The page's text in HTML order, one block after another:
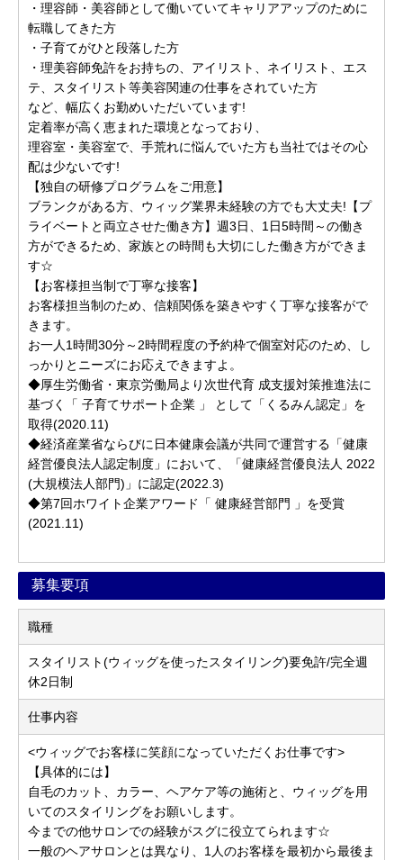
・理容師・美容師として働いていてキャリアアップのために
転職してきた方
・子育てがひと段落した方
・理美容師免許をお持ちの、アイリスト、ネイリスト、エス
テ、スタイリスト等美容関連の仕事をされていた方
など、幅広くお勤めいただいています!
定着率が高く恵まれた環境となっており、
理容室・美容室で、手荒れに悩んでいた方も当社ではその心
配は少ないです!
【独自の研修プログラムをご用意】
ブランクがある方、ウィッグ業界未経験の方でも大丈夫!【プ
ライベートと両立させた働き方】週3日、1日5時間～の働き
方ができるため、家族との時間も大切にした働き方ができま
す☆
【お客様担当制で丁寧な接客】
お客様担当制のため、信頼関係を築きやすく丁寧な接客がで
きます。
お一人1時間30分～2時間程度の予約枠で個室対応のため、し
っかりとニーズにお応えできますよ。
◆厚生労働省・東京労働局より次世代育 成支援対策推進法に
基づく「 子育てサポート企業 」 として「くるみん認定」を
取得(2020.11)
◆経済産業省ならびに日本健康会議が共同で運営する「健康
経営優良法人認定制度」において、「健康経営優良法人 2022
(大規模法人部門)」に認定(2022.3)
◆第7回ホワイト企業アワード「 健康経営部門 」を受賞
(2021.11)
募集要項
職種
スタイリスト(ウィッグを使ったスタイリング)要免許/完全週
休2日制
仕事内容
<ウィッグでお客様に笑顔になっていただくお仕事です>
【具体的には】
自毛のカット、カラー、ヘアケア等の施術と、ウィッグを用
いてのスタイリングをお願いします。
今までの他サロンでの経験がスグに役立てられます☆
一般のヘアサロンとは異なり、1人のお客様を最初から最後ま